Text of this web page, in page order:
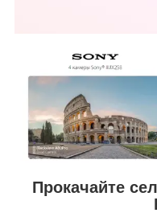
Прокачайте